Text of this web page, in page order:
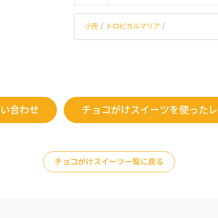
小売 / トロピカルマリア /
合わせ チョコがけスイーツを使った
チョコがけスイーツ一覧に戻る